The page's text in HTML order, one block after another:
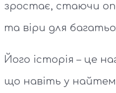
зростає, стаючи
та віри для
Його історія – це
що навіть у